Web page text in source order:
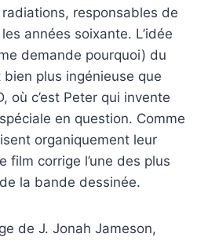
responsables de
années soixante. L’idée
demande pourquoi) du
plus ingénieuse que
où c’est Peter qui invente
en question. Comme
organiquement leur
film corrige l’une des plus
la bande dessinée.
de J. Jonah Jameson,